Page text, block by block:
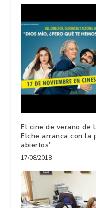
El cine de verano de
Elche arranca con la
abiertos”
17/08/2018